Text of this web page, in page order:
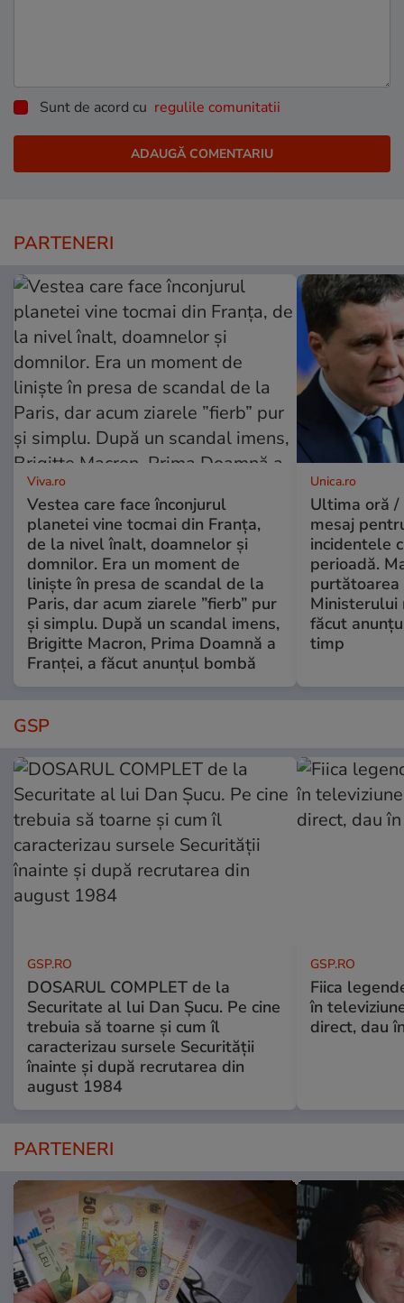
Sunt de acord cu regulile comunitatii
PARTENERI
Viva.ro
Vestea care face înconjurul
planetei vine tocmai din Franța,
de la nivel înalt, doamnelor și
domnilor. Era un moment de
liniște în presa de scandal de la
Paris, dar acum ziarele ”fierb” pur
și simplu. După un scandal imens,
Brigitte Macron, Prima Doamnă a
Franței, a făcut anunțul bombă
Unica.ro
Ultima oră /
mesaj
incidentele
perioadă.
purtătoarea
Ministerului
făcut
timp
GSP
GSP.RO
DOSARUL COMPLET de la
Securitate al lui Dan Șucu. Pe cine
trebuia să toarne și cum îl
caracterizau sursele Securității
înainte și după recrutarea din
august 1984
GSP.RO
Fiica
în
direct, dau
PARTENERI